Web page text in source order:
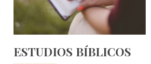
ESTUDIOS BÍBLICOS